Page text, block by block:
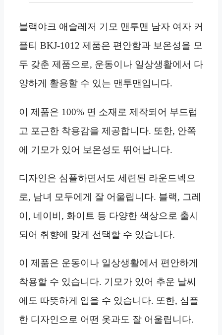
블랙야크 애슬레저 기모 맨투맨 남자 여자 커
플티 BKJ-1012 제품은 편안함과 보온성을 모
두 갖춘 제품으로, 운동이나 일상생활에서 다
양하게 활용할 수 있는 맨투맨입니다.
이 제품은 100% 면 소재로 제작되어 부드럽
고 포근한 착용감을 제공합니다. 또한, 안쪽
에 기모가 있어 보온성도 뛰어납니다.
디자인은 심플하면서도 세련된 라운드넥으
로, 남녀 모두에게 잘 어울립니다. 블랙, 그레
이, 네이비, 화이트 등 다양한 색상으로 출시
되어 취향에 맞게 선택할 수 있습니다.
이 제품은 운동이나 일상생활에서 편안하게
착용할 수 있습니다. 기모가 있어 추운 날씨
에도 따뜻하게 입을 수 있습니다. 또한, 심플
한 디자인으로 어떤 옷과도 잘 어울립니다.